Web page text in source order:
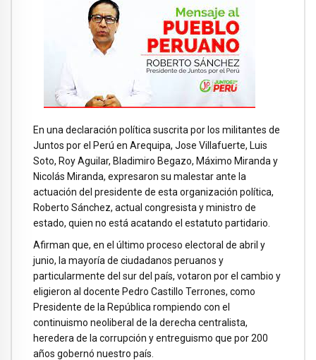
En una declaración política suscrita por los militantes de
Juntos por el Perú en Arequipa, Jose Villafuerte, Luis
Soto, Roy Aguilar, Bladimiro Begazo, Máximo Miranda y
Nicolás Miranda, expresaron su malestar ante la
actuación del presidente de esta organización política,
Roberto Sánchez, actual congresista y ministro de
estado, quien no está acatando el estatuto partidario.
Afirman que, en el último proceso electoral de abril y
junio, la mayoría de ciudadanos peruanos y
particularmente del sur del país, votaron por el cambio y
eligieron al docente Pedro Castillo Terrones, como
Presidente de la República rompiendo con el
continuismo neoliberal de la derecha centralista,
heredera de la corrupción y entreguismo que por 200
años gobernó nuestro país.